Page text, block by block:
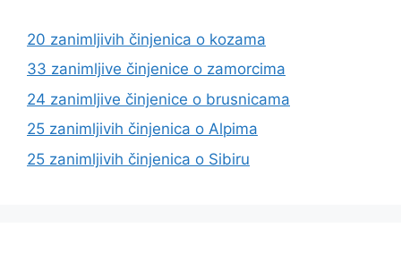
20 zanimljivih činjenica o kozama
33 zanimljive činjenice o zamorcima
24 zanimljive činjenice o brusnicama
25 zanimljivih činjenica o Alpima
25 zanimljivih činjenica o Sibiru